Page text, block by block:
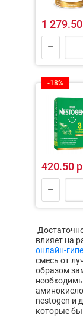
1
-18%
420.50
влияет на
онлайн-
смесь от
образом
nestogen и
которые